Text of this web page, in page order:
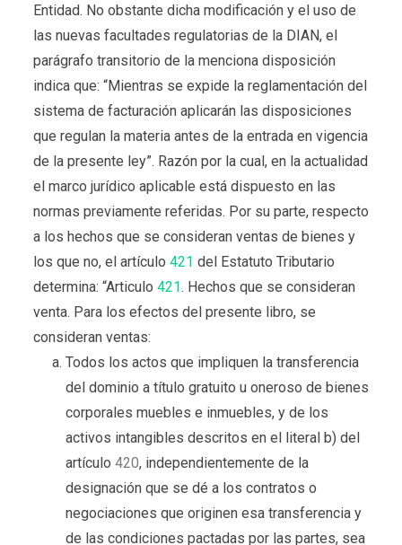
Entidad. No obstante dicha modificación y el uso de
las nuevas facultades regulatorias de la DIAN, el
parágrafo transitorio de la menciona disposición
indica que: “Mientras se expide la reglamentación del
sistema de facturación aplicarán las disposiciones
que regulan la materia antes de la entrada en vigencia
de la presente ley”. Razón por la cual, en la actualidad
el marco jurídico aplicable está dispuesto en las
normas previamente referidas. Por su parte, respecto
a los hechos que se consideran ventas de bienes y
los que no, el artículo 421 del Estatuto Tributario
determina: “Articulo 421. Hechos que se consideran
venta. Para los efectos del presente libro, se
consideran ventas:
Todos los actos que impliquen la transferencia
del dominio a título gratuito u oneroso de bienes
corporales muebles e inmuebles, y de los
activos intangibles descritos en el literal b) del
artículo 420, independientemente de la
designación que se dé a los contratos o
negociaciones que originen esa transferencia y
de las condiciones pactadas por las partes, sea